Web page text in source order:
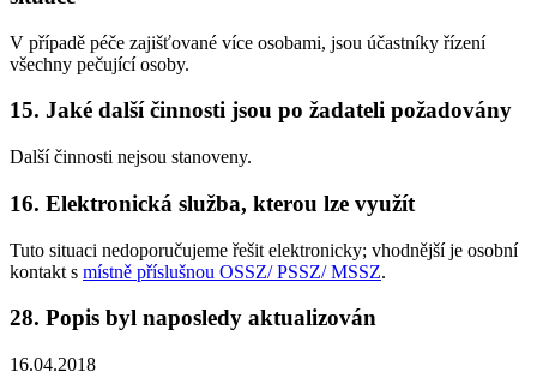
V případě péče zajišťované více osobami, jsou účastníky řízení
všechny pečující osoby.
15. Jaké další činnosti jsou po žadateli požadovány
Další činnosti nejsou stanoveny.
16. Elektronická služba, kterou lze využít
Tuto situaci nedoporučujeme řešit elektronicky; vhodnější je osobní
kontakt s místně příslušnou OSSZ/ PSSZ/ MSSZ.
28. Popis byl naposledy aktualizován
16.04.2018